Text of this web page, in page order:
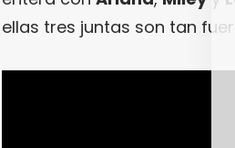
ellas tres juntas son tan